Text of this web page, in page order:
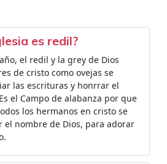
es redil?
el redil y la grey de Dios
de cristo como ovejas se
las escrituras y honrrar el
el Campo de alabanza por que
los hermanos en cristo se
el nombre de Dios, para adorar